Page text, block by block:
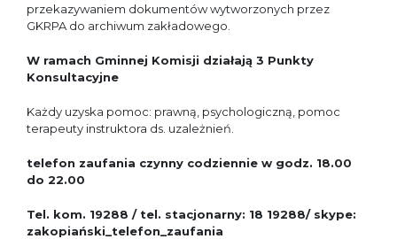
przekazywaniem dokumentów wytworzonych przez
GKRPA do archiwum zakładowego.
W ramach Gminnej Komisji działają 3 Punkty
Konsultacyjne
Każdy uzyska pomoc: prawną, psychologiczną, pomoc
terapeuty instruktora ds. uzależnień.
telefon zaufania czynny codziennie w godz. 18.00
do 22.00
Tel. kom. 19288 / tel. stacjonarny: 18 19288/ skype:
zakopiański_telefon_zaufania